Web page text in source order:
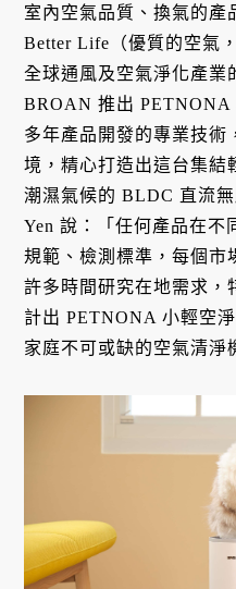
室內空氣品質、換氣的產
Better Life（優質的空氣
全球通風及空氣淨化產業
BROAN 推出 PETNONA
多年產品開發的專業技術
境，精心打造出這台集結
潮濕氣候的 BLDC 直流
Yen 說：「任何產品在不
規範、檢測標準，每個市
許多時間研究在地需求，
計出 PETNONA 小輕空
家庭不可或缺的空氣清淨